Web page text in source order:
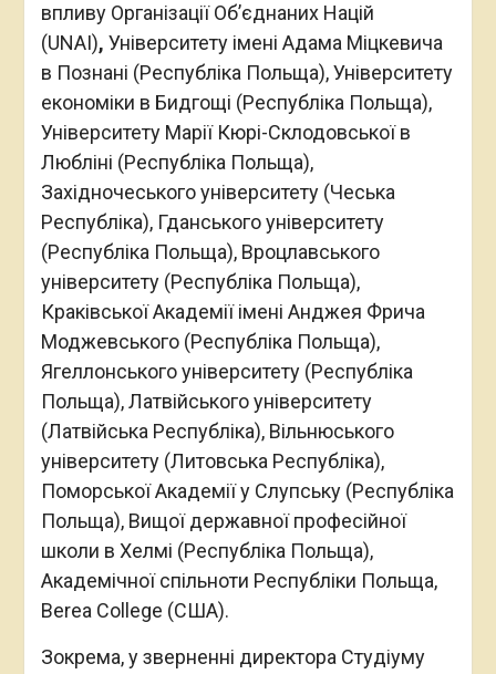
впливу Організації Об’єднаних Націй
(UNAI), Університету імені Адама Міцкевича
в Познані (Республіка Польща), Університету
економіки в Бидгощі (Республіка Польща),
Університету Марії Кюрі-Склодовської в
Любліні (Республіка Польща),
Західночеського університету (Чеська
Республіка), Гданського університету
(Республіка Польща), Вроцлавського
університету (Республіка Польща),
Краківської Академії імені Анджея Фрича
Моджевського (Республіка Польща),
Ягеллонського університету (Республіка
Польща), Латвійського університету
(Латвійська Республіка), Вільнюського
університету (Литовська Республіка),
Поморської Академії у Слупську (Республіка
Польща), Вищої державної професійної
школи в Хелмі (Республіка Польща),
Академічної спільноти Республіки Польща,
Berea College (США).
Зокрема, у зверненні директора Студіуму